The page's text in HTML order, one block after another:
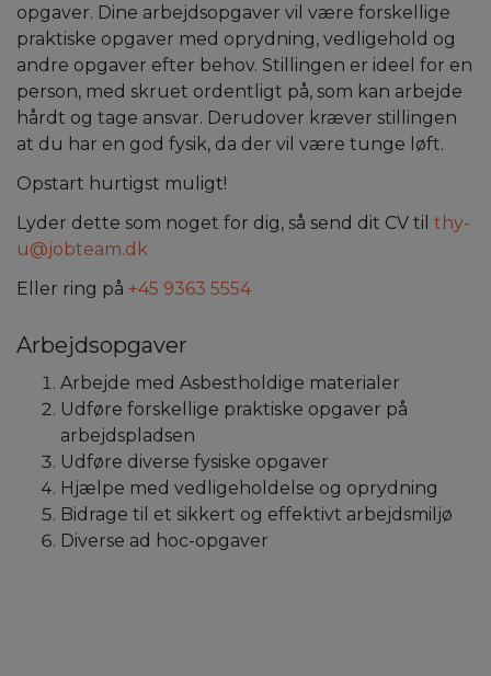
opgaver. Dine arbejdsopgaver vil være forskellige
praktiske opgaver med oprydning, vedligehold og
andre opgaver efter behov. Stillingen er ideel for en
person, med skruet ordentligt på, som kan arbejde
hårdt og tage ansvar. Derudover kræver stillingen
at du har en god fysik, da der vil være tunge løft.
Opstart hurtigst muligt!
Lyder dette som noget for dig, så send dit CV til thy-
u@jobteam.dk
Eller ring på +45 9363 5554
Arbejdsopgaver
Arbejde med Asbestholdige materialer
Udføre forskellige praktiske opgaver på
arbejdspladsen
Udføre diverse fysiske opgaver
Hjælpe med vedligeholdelse og oprydning
Bidrage til et sikkert og effektivt arbejdsmiljø
Diverse ad hoc-opgaver